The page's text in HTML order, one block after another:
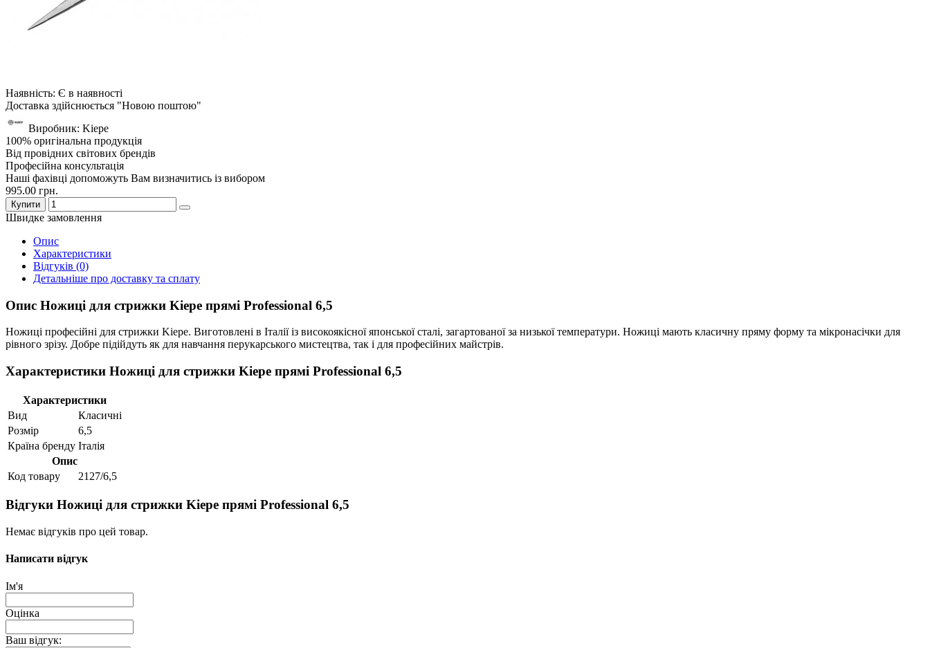
Наявність: Є в наявності
Доставка здійснюється "Новою поштою"
Виробник: Kiepe
100% оригінальна продукція
Від провідних світових брендів
Професійна консультація
Наші фахівці допоможуть Вам визначитись із вибором
995.00 грн.
Купити
Швидке замовлення
Опис
Характеристики
Відгуків (0)
Детальніше про доставку та сплату
Опис Ножиці для стрижки Kiepe прямі Professional 6,5
Ножиці професійні для стрижки Kiepe. Виготовлені в Італії із високоякісної японської сталі, загартованої за низької температури. Ножиці мають класичну пряму форму та мікронасічки для
рівного зрізу. Добре підійдуть як для навчання перукарського мистецтва, так і для професійних майстрів.
Характеристики Ножиці для стрижки Kiepe прямі Professional 6,5
Характеристики
Вид
Класичні
Розмір
6,5
Країна бренду Італія
Опис
Код товару
2127/6,5
Відгуки Ножиці для стрижки Kiepe прямі Professional 6,5
Немає відгуків про цей товар.
Написати відгук
Ім'я
Оцінка
Ваш відгук: